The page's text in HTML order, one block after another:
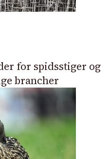
for spidsstiger og
brancher